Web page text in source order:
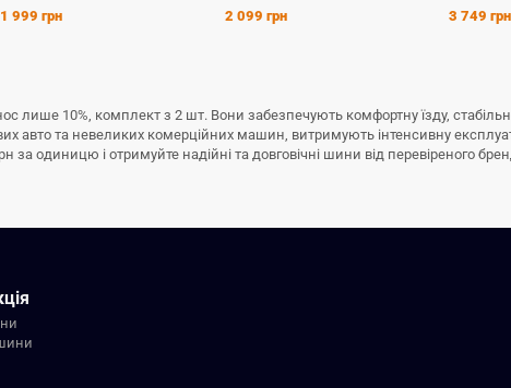
1 999 грн
2 099 грн
3 749 грн
лише 10%, комплект з 2 шт. Вони забезпечують комфортну їзду,
авто та невеликих комерційних машин, витримують інтенсивну
за одиницю і отримуйте надійні та довговічні шини від перевіреного